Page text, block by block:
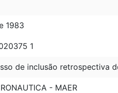
1983
1
de inclusão retrospectiva
- MAER